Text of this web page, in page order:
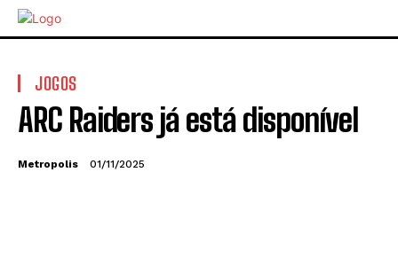
JOGOS
ARC Raiders já está disponível
Metropolis 01/11/2025